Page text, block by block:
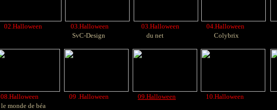
02.Halloween 03.Halloween 03.Halloween 04.Halloween
SvC-Design du net Colybrix
08.Halloween 09 .Halloween 09.Halloween 10.Halloween
le monde de béa